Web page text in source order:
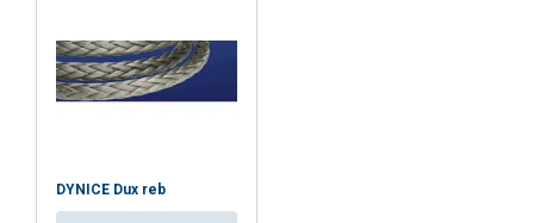
DYNICE Dux reb
VIS DETALJER